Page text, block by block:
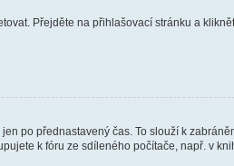
Přejděte na přihlašovací stránku a
po přednastavený čas. To slouží k
k fóru ze sdíleného počítače, např. v